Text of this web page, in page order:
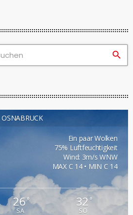
search
OSNABRÜCK
Ein paar Wolken
75% Luftfeuchtigkeit
Wind: 3m/s WNW
MAX C 14 • MIN C 14
26°
SA
32°
SO